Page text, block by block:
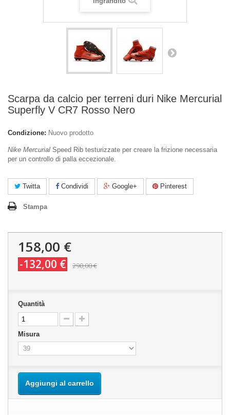
Scarpa da calcio per terreni duri Nike Mercurial
Superfly V CR7 Rosso Nero
Condizione: Nuovo prodotto
Nike Mercurial Speed Rib testurizzate per creare la frizione necessaria
per un controllo di palla eccezionale.
Twitta Condividi Google+ Pinterest
Stampa
158,00 €
-132,00 € 290,00 €
Quantità
Misura
Aggiungi al carrello